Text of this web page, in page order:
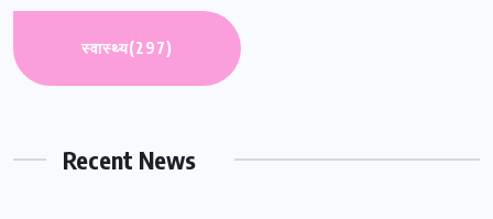
स्वास्थ्य(297)
Recent News